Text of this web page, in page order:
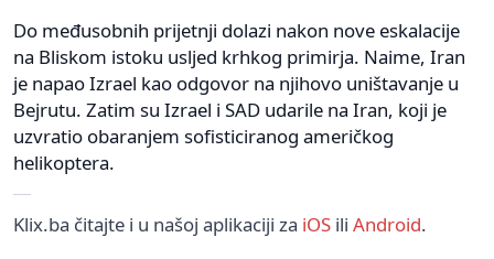
Do međusobnih prijetnji dolazi nakon nove eskalacije
na Bliskom istoku usljed krhkog primirja. Naime, Iran
je napao Izrael kao odgovor na njihovo uništavanje u
Bejrutu. Zatim su Izrael i SAD udarile na Iran, koji je
uzvratio obaranjem sofisticiranog američkog
helikoptera.
Klix.ba čitajte i u našoj aplikaciji za iOS ili Android.